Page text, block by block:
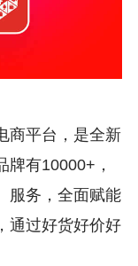
商平台，是全新
牌有10000+，
服务，全面赋能
通过好货好价好